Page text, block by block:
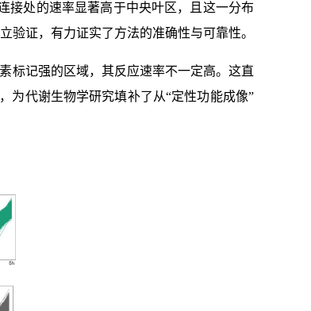
接处的速率显著高于中央叶区，且这一分布
证，有力证实了方法的准确性与可靠性。
标记强的区域，其反应速率不一定高。这直
为代谢生物学研究填补了从“定性功能成像”